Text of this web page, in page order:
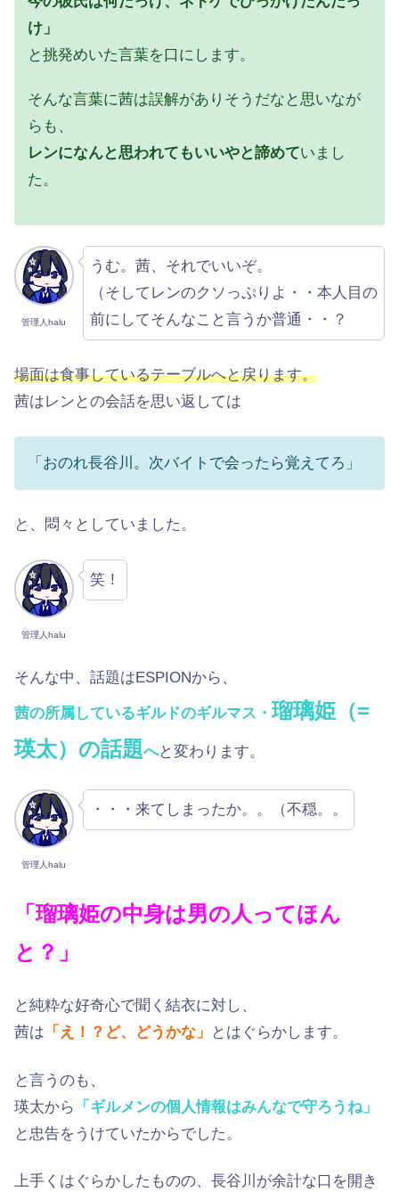
け」
と挑発めいた言葉を口にします。
そんな言葉に茜は誤解がありそうだなと思いなが
らも、
レンになんと思われてもいいやと諦めていまし
た。
管理人halu
うむ。茜、それでいいぞ。
（そしてレンのクソっぷりよ・・本人目の
前にしてそんなこと言うか普通・・？
場面は食事しているテーブルへと戻ります。
茜はレンとの会話を思い返しては
「おのれ長谷川。次バイトで会ったら覚えてろ」
と、悶々としていました。
管理人halu
笑！
そんな中、話題はESPIONから、
茜の所属しているギルドのギルマス・ 瑠璃姫（=
瑛太）の話題へと変わります。
管理人halu
・・・来てしまったか。。（不穏。。
「瑠璃姫の中身は男の人ってほん
と？」
と純粋な好奇心で聞く結衣に対し、
茜は 「え！？ど、どうかな」 とはぐらかします。
と言うのも、
瑛太から
「ギルメンの個人情報はみんなで守ろうね」
と忠告をうけていたからでした。
上手くはぐらかしたものの、長谷川が余計な口を開き